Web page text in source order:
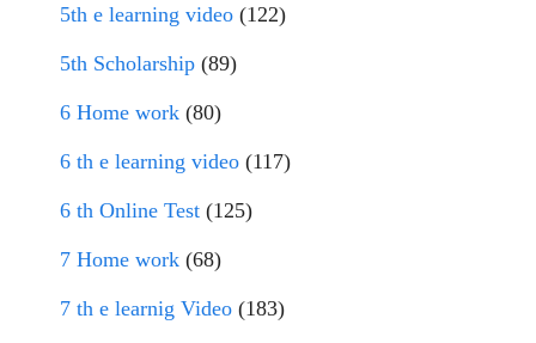
5th e learning video (122)
5th Scholarship (89)
6 Home work (80)
6 th e learning video (117)
6 th Online Test (125)
7 Home work (68)
7 th e learnig Video (183)